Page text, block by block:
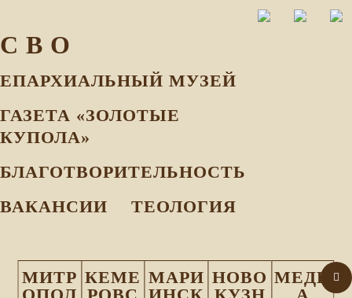
С В О
ЕПАРХИАЛЬНЫЙ МУЗEЙ
ГАЗЕТА «ЗОЛОТЫЕ
КУПОЛА»
БЛАГОТВОРИТЕЛЬНОСТЬ
ВАКАНСИИ
ТЕОЛОГИЯ
МИТР КЕМЕ МАРИ НОВО МЕДИ